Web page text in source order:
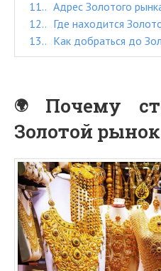
11.
Адрес Золотого
12.
Где находится
13.
Как добраться до
Почему
Золотой